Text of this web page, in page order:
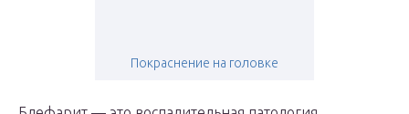
Покраснение на головке